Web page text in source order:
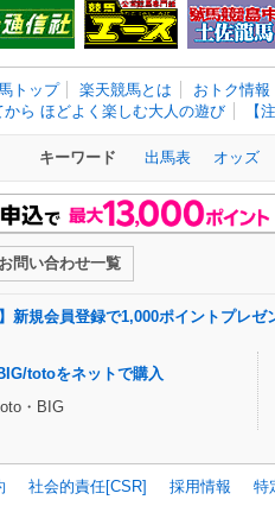
トップ 楽天競馬とは おトク情報
から ほどよく楽しむ大人の遊び
【
キーワード 出馬表 オッズ
お問い合わせ一覧
新規会員登録で1,000ポイントプレゼ
totoをネットで購入
・BIG
社会的責任[CSR] 採用情報
特